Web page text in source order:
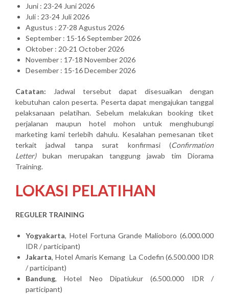
Juni : 23-24 Juni 2026
Juli : 23-24 Juli 2026
Agustus : 27-28 Agustus 2026
September : 15-16 September 2026
Oktober : 20-21 October 2026
November : 17-18 November 2026
Desember : 15-16 December 2026
Catatan: Jadwal tersebut dapat disesuaikan dengan
kebutuhan calon peserta. Peserta dapat mengajukan tanggal
pelaksanaan pelatihan. Sebelum melakukan booking tiket
perjalanan maupun hotel mohon untuk menghubungi
marketing kami terlebih dahulu. Kesalahan pemesanan tiket
terkait jadwal tanpa surat konfirmasi (Confirmation
Letter)bukan merupakan tanggung jawab tim Diorama
Training.
LOKASI PELATIHAN
REGULER TRAINING
Yogyakarta, Hotel Fortuna Grande Malioboro (6.000.000
IDR / participant)
Jakarta, Hotel Amaris Kemang La Codefin (6.500.000 IDR
/ participant)
Bandung, Hotel Neo Dipatiukur (6.500.000 IDR /
participant)